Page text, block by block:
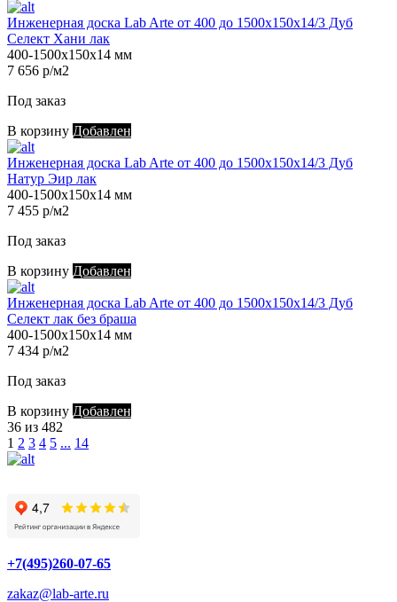
Инженерная доска Lab Arte от 400 до 1500х150х14/3 Дуб
Селект Хани лак
400-1500х150х14 мм
7 656 р/м2
Под заказ
В корзину Добавлен
Инженерная доска Lab Arte от 400 до 1500х150х14/3 Дуб
Натур Эир лак
400-1500х150х14 мм
7 455 р/м2
Под заказ
В корзину Добавлен
Инженерная доска Lab Arte от 400 до 1500х150х14/3 Дуб
Селект лак без браша
400-1500х150х14 мм
7 434 р/м2
Под заказ
В корзину Добавлен
36 из 482
1 2 3 4 5 ... 14
+7(495)260-07-65
zakaz@lab-arte.ru